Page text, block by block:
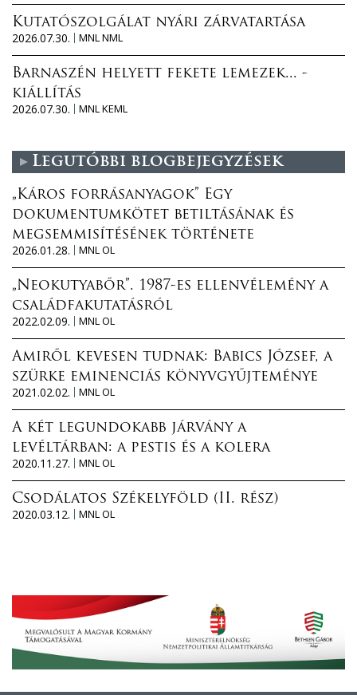
Kutatószolgálat nyári zárvatartása
2026.07.30.
MNL NML
Barnaszén helyett fekete lemezek... -
kiállítás
2026.07.30.
MNL KEML
Legutóbbi blogbejegyzések
„Káros forrásanyagok” Egy
dokumentumkötet betiltásának és
megsemmisítésének története
2026.01.28.
MNL OL
„Neokutyabőr”. 1987-es ellenvélemény a
családfakutatásról
2022.02.09.
MNL OL
Amiről kevesen tudnak: Babics József, a
szürke eminenciás könyvgyűjteménye
2021.02.02.
MNL OL
A két legundokabb járvány a
levéltárban: a pestis és a kolera
2020.11.27.
MNL OL
Csodálatos Székelyföld (II. rész)
2020.03.12.
MNL OL